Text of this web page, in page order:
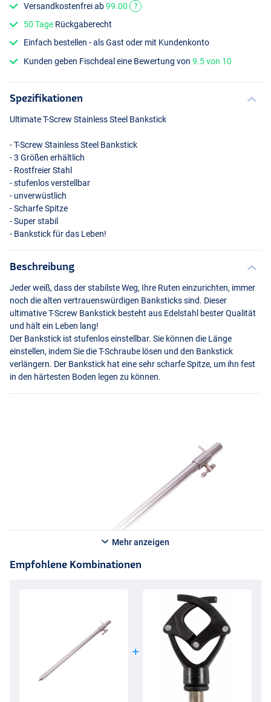
Versandkostenfrei ab99.00
?
50 Tage Rückgaberecht
Einfach bestellen - als Gast oder mit Kundenkonto
Kunden geben Fischdeal eine Bewertung von9.5 von 10
Spezifikationen
Ultimate T-Screw Stainless Steel Bankstick
- T-Screw Stainless Steel Bankstick
- 3 Größen erhältlich
- Rostfreier Stahl
- stufenlos verstellbar
- unverwüstlich
- Scharfe Spitze
- Super stabil
- Bankstick für das Leben!
Beschreibung
Jeder weiß, dass der stabilste Weg, Ihre Ruten einzurichten, immer
noch die alten vertrauenswürdigen Banksticks sind. Dieser
ultimative T-Screw Bankstick besteht aus Edelstahl bester Qualität
und hält ein Leben lang!
Der Bankstick ist stufenlos einstellbar. Sie können die Länge
einstellen, indem Sie die T-Schraube lösen und den Bankstick
verlängern. Der Bankstick hat eine sehr scharfe Spitze, um ihn fest
in den härtesten Boden legen zu können.
Mehr anzeigen
Empfohlene Kombinationen